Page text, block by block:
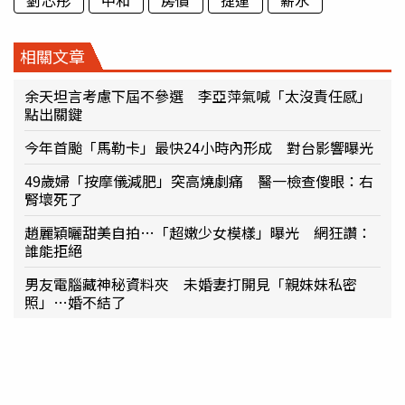
相關文章
余天坦言考慮下屆不參選 李亞萍氣喊「太沒責任感」
點出關鍵
今年首颱「馬勒卡」最快24小時內形成 對台影響曝光
49歲婦「按摩儀減肥」突高燒劇痛 醫一檢查傻眼：右
腎壞死了
趙麗穎曬甜美自拍…「超嫩少女模樣」曝光 網狂讚：
誰能拒絕
男友電腦藏神秘資料夾 未婚妻打開見「親妹妹私密
照」…婚不結了